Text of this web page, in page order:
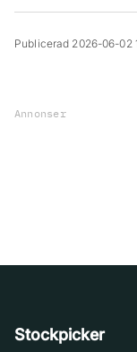
Publicerad 2026-06-02
Annonser
Stockpicker